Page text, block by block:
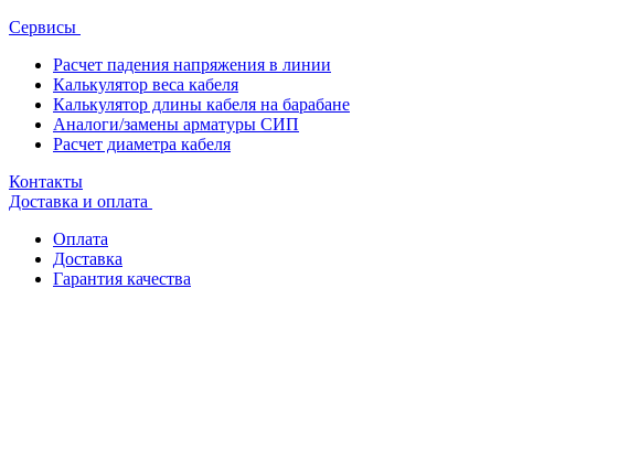
Сервисы
Расчет падения напряжения в линии
Калькулятор веса кабеля
Калькулятор длины кабеля на барабане
Аналоги/замены арматуры СИП
Расчет диаметра кабеля
Контакты
Доставка и оплата
Оплата
Доставка
Гарантия качества